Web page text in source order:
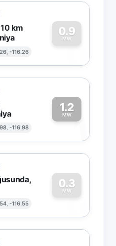
km
-116.26
0.9
MW
0
-116.98
1.2
MW1
-116.55
0.3
MW
0